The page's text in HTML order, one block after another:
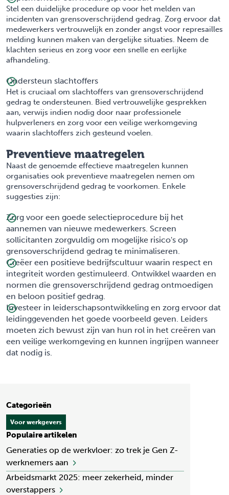
Stel een duidelijke procedure op voor het melden van
incidenten van grensoverschrijdend gedrag. Zorg ervoor dat
medewerkers vertrouwelijk en zonder angst voor represailles
melding kunnen maken van dergelijke situaties. Neem de
klachten serieus en zorg voor een snelle en eerlijke
afhandeling.
Ondersteun slachtoffers
Het is cruciaal om slachtoffers van grensoverschrijdend
gedrag te ondersteunen. Bied vertrouwelijke gesprekken
aan, verwijs indien nodig door naar professionele
hulpverleners en zorg voor een veilige werkomgeving
waarin slachtoffers zich gesteund voelen.
Preventieve maatregelen
Naast de genoemde effectieve maatregelen kunnen
organisaties ook preventieve maatregelen nemen om
grensoverschrijdend gedrag te voorkomen. Enkele
suggesties zijn:
Zorg voor een goede selectieprocedure bij het
aannemen van nieuwe medewerkers. Screen
sollicitanten zorgvuldig om mogelijke risico's op
grensoverschrijdend gedrag te minimaliseren.
Creëer een positieve bedrijfscultuur waarin respect en
integriteit worden gestimuleerd. Ontwikkel waarden en
normen die grensoverschrijdend gedrag ontmoedigen
en beloon positief gedrag.
Investeer in leiderschapsontwikkeling en zorg ervoor dat
leidinggevenden het goede voorbeeld geven. Leiders
moeten zich bewust zijn van hun rol in het creëren van
een veilige werkomgeving en kunnen ingrijpen wanneer
dat nodig is.
Categorieën
Voor werkgevers
Populaire artikelen
Generaties op de werkvloer: zo trek je Gen Z-
werknemers aan
Arbeidsmarkt 2025: meer zekerheid, minder
overstappers